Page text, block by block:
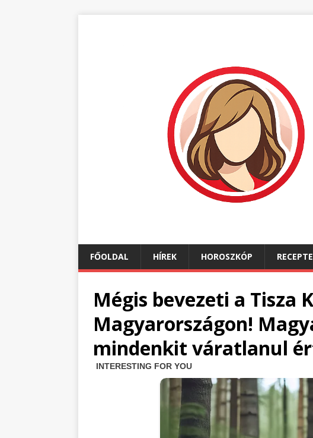
FŐOLDAL HÍREK HOROSZKÓP
Mégis bevezeti a Tisza
Magyarországon!
mindenkit váratlanul